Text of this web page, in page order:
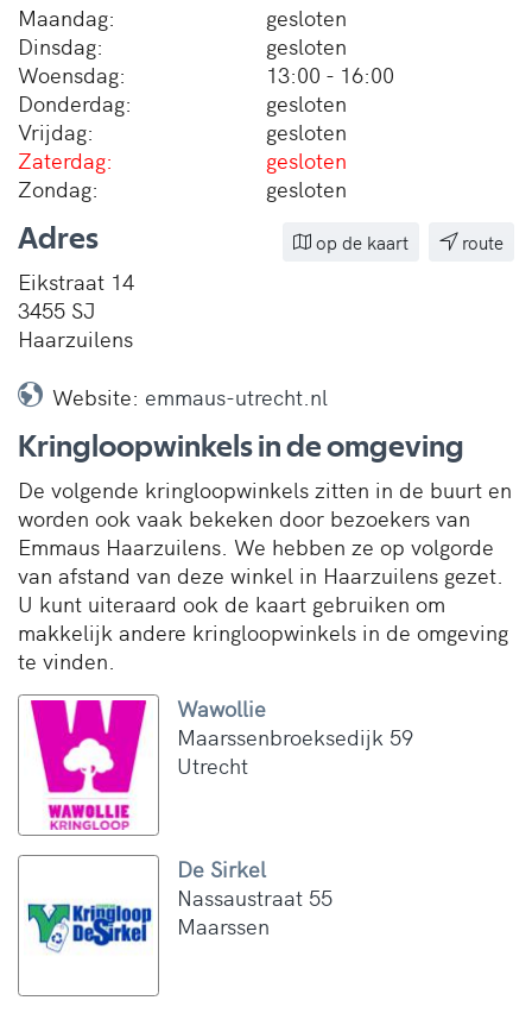
Maandag:
gesloten
Dinsdag:
gesloten
Woensdag:
13:00 - 16:00
Donderdag:
gesloten
Vrijdag:
gesloten
Zaterdag:
gesloten
Zondag:
gesloten
route
op de kaart
Adres
Eikstraat 14
3455 SJ
Haarzuilens
Website: emmaus-utrecht.nl
Kringloopwinkels in de omgeving
De volgende kringloopwinkels zitten in de buurt en
worden ook vaak bekeken door bezoekers van
Emmaus Haarzuilens. We hebben ze op volgorde
van afstand van deze winkel in Haarzuilens gezet.
U kunt uiteraard ook de kaart gebruiken om
makkelijk andere kringloopwinkels in de omgeving
te vinden.
Wawollie
Maarssenbroeksedijk 59
Utrecht
De Sirkel
Nassaustraat 55
Maarssen